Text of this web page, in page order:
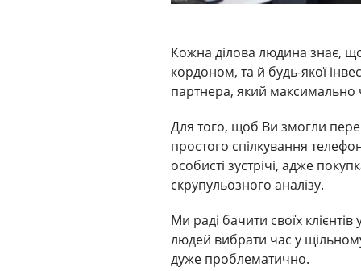
Кожна ділова людина знає,
кордоном, та й будь-якої
партнера, який максимально
Для того, щоб Ви змогли
простого спілкування
особисті зустрічі, адже
скрупульозного аналізу.
Ми раді бачити своїх
людей вибрати час у
дуже проблематично.